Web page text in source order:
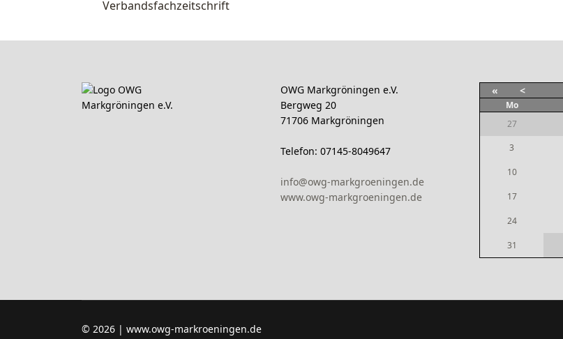
Verbandsfachzeitschrift
OWG Markgröningen e.V.
Bergweg 20
71706 Markgröningen
Telefon: 07145-8049647
info@owg-markgroeningen.de
www.owg-markgroeningen.de
« <
Mo
27
3
10
17
24
31
© 2026 | www.owg-markroeningen.de